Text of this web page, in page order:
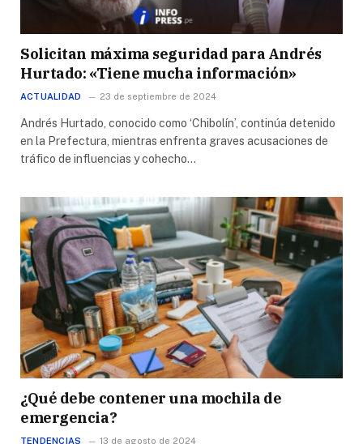
Solicitan máxima seguridad para Andrés
Hurtado: «Tiene mucha información»
ACTUALIDAD 23 de septiembre de 2024
Andrés Hurtado, conocido como ‘Chibolín’, continúa detenido
en la Prefectura, mientras enfrenta graves acusaciones de
tráfico de influencias y cohecho…
¿Qué debe contener una mochila de
emergencia?
TENDENCIAS 13 de agosto de 2024